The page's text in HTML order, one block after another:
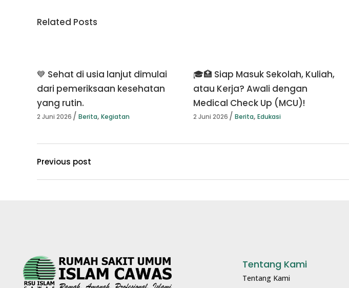
Related Posts
💙 Sehat di usia lanjut dimulai
dari pemeriksaan kesehatan
yang rutin.
2 Juni 2026 Berita, Kegiatan
🎓🏥 Siap Masuk Sekolah, Kuliah,
atau Kerja? Awali dengan
Medical Check Up (MCU)!
2 Juni 2026 Berita, Edukasi
Previous post
Tentang Kami
Tentang Kami